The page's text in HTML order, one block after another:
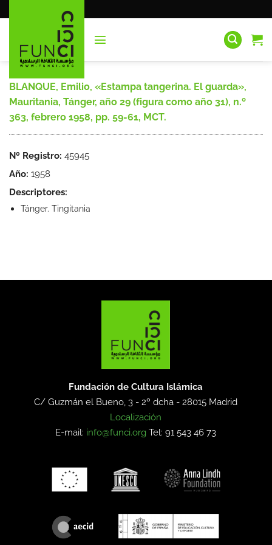
al
BLANQUE, Emilio, «Estampa tangerina. El guarda»,
Mauritania, Tánger, año 29 (figura como año 31), n.º
363, febrero 1958, pp. 59-61, MCT.
Nº Registro: 45945
Año: 1958
Descriptores:
Tánger. Tingitania
Fundación de Cultura Islámica
C/ Guzmán el Bueno, 3 - 2º dcha -28015 Madrid
Localización
E-mail: info@funci.org Tel: 91 543 46 73